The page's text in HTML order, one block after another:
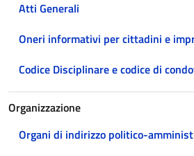
Atti Generali
Oneri informativi per cittadini e
Codice Disciplinare e codice di
Organizzazione
Organi di indirizzo politico-